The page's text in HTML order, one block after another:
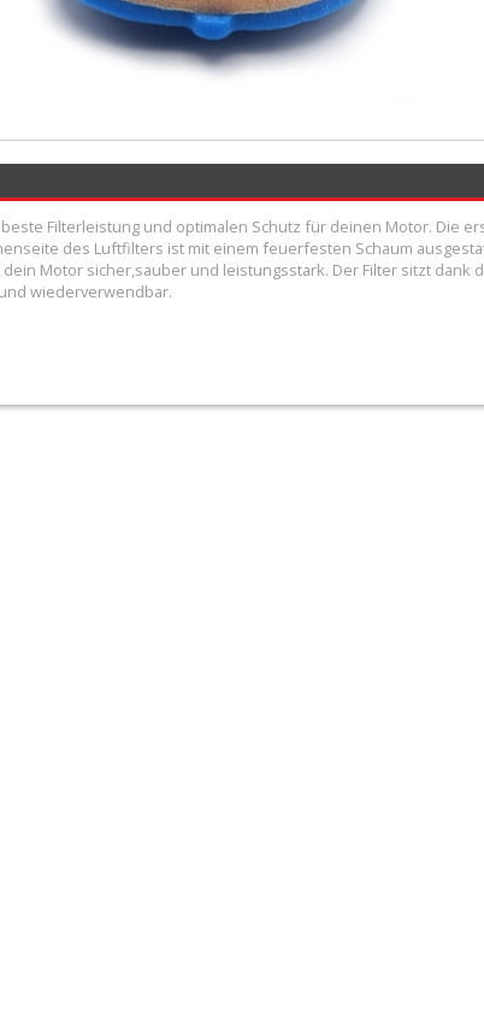
Filterleistung und optimalen Schutz für deinen Motor. Die
des Luftfilters ist mit einem feuerfesten Schaum
Motor sicher,sauber und leistungsstark. Der Filter sitzt dank
wiederverwendbar.